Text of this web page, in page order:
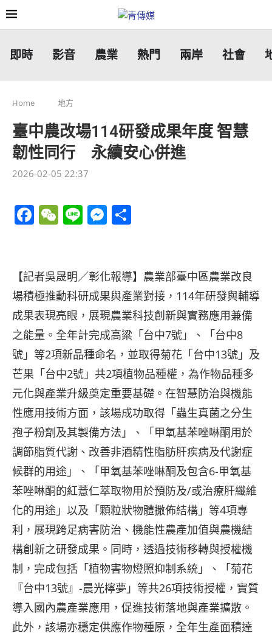
即時 影音 農業 熱門 兩岸 社會
Home 地方
臺中農改場114研發成果年度 智慧
韌性同行 永續安心併進
2026-02-05 22:37
Facebook
WeChat
LineMessenger
【記者吳晟明／彰化報導】農業部臺中區農業改良
場積極推動科研成果與產業對接，114年研發與輔導
成果表現亮眼，展現農業科技創新與實務應用兼備
之能量。全年計完成高粱「台中7號」、「台中8
號」等2項新品種命名，並取得菊花「台中13號」及
芒果「台中2號」共2項植物品種權，為作物品種多
元化與產業升級奠定重要基礎。在智慧防治與機能
性應用技術方面，該場成功取得「蟲生真菌之分生
孢子粉劑及其製備方法」、「甲氧基苯唑啉酮用於
調節脂質代謝、改善非酒精性脂肪肝疾病及代謝症
候群的用途」、「甲氧基苯唑啉酮及包含6-甲氧基
苯唑啉酮的紅薏仁萃取物用於預防及/或治療肝纖維
化的用途」以及「顆粒狀物體撒佈結構」等4項專
利，展現跨足病害防治、機能性農產加值與農機結
構創新之研發成果。同時，透過技術移轉與授權機
制，完成包括「植物害物燈照抑制系統」、「菊花
『台中13號』-晨光檸夢」等共26項技術授權，實質
導入國內農產業應用，促進技術落地與產業擴散。
此外，該場亦穩定供應作物種原，全年生產面積達